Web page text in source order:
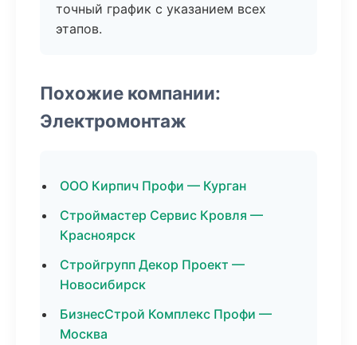
точный график с указанием всех
этапов.
Похожие компании:
Электромонтаж
ООО Кирпич Профи — Курган
Строймастер Сервис Кровля —
Красноярск
Стройгрупп Декор Проект —
Новосибирск
БизнесСтрой Комплекс Профи —
Москва